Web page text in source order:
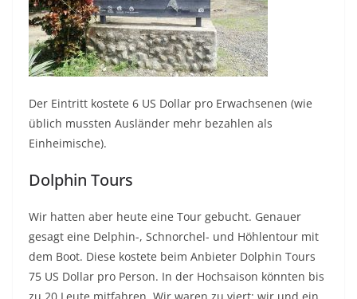
Der Eintritt kostete 6 US Dollar pro Erwachsenen (wie
üblich mussten Ausländer mehr bezahlen als
Einheimische).
Dolphin Tours
Wir hatten aber heute eine Tour gebucht. Genauer
gesagt eine Delphin-, Schnorchel- und Höhlentour mit
dem Boot. Diese kostete beim Anbieter Dolphin Tours
75 US Dollar pro Person. In der Hochsaison könnten bis